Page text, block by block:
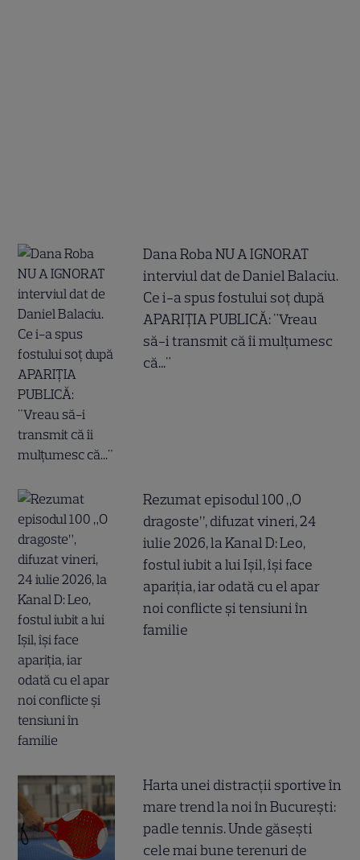
Dana Roba NU A IGNORAT
interviul dat de Daniel Balaciu.
Ce i-a spus fostului soț după
APARIȚIA PUBLICĂ: "Vreau
să-i transmit că îi mulțumesc
că..."
Rezumat episodul 100 „O
dragoste”, difuzat vineri, 24
iulie 2026, la Kanal D: Leo,
fostul iubit a lui Ișil, își face
apariția, iar odată cu el apar
noi conflicte și tensiuni în
familie
Harta unei distracții sportive în
mare trend la noi în București:
padle tennis. Unde găsești
cele mai bune terenuri de